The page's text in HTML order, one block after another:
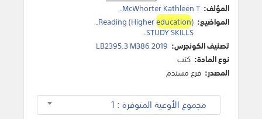
المؤلف: McWhorter Kathleen T
.
المواضيع:
Reading (Highereducation)
.
STUDY SKILLS
.
تصنيف الكونجرس: LB2395.3 M386 2019
نوع المادة: كتب
المصدر: فرع مسندم
مجموع الأوعية المتوفرة : 1